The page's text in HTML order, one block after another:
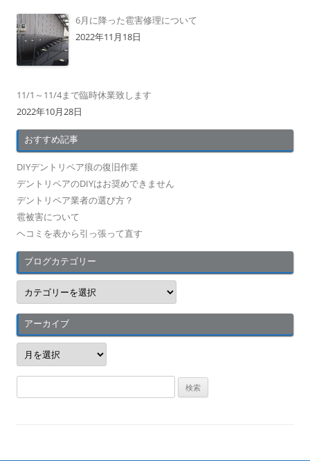
6月に降った雹害修理について
2022年11月18日
11/1～11/4まで臨時休業致します
2022年10月28日
おすすめ記事
DIYデントリペア痕の復旧作業
デントリペアのDIYはお奨めできません
デントリペア業者の選び方？
雹被害について
ヘコミを表から引っ張って直す
ブログカテゴリー
ブ
ロ
グ
カ
テ
ゴ
リ
アーカイブ
ア
ー
カ
イ
索